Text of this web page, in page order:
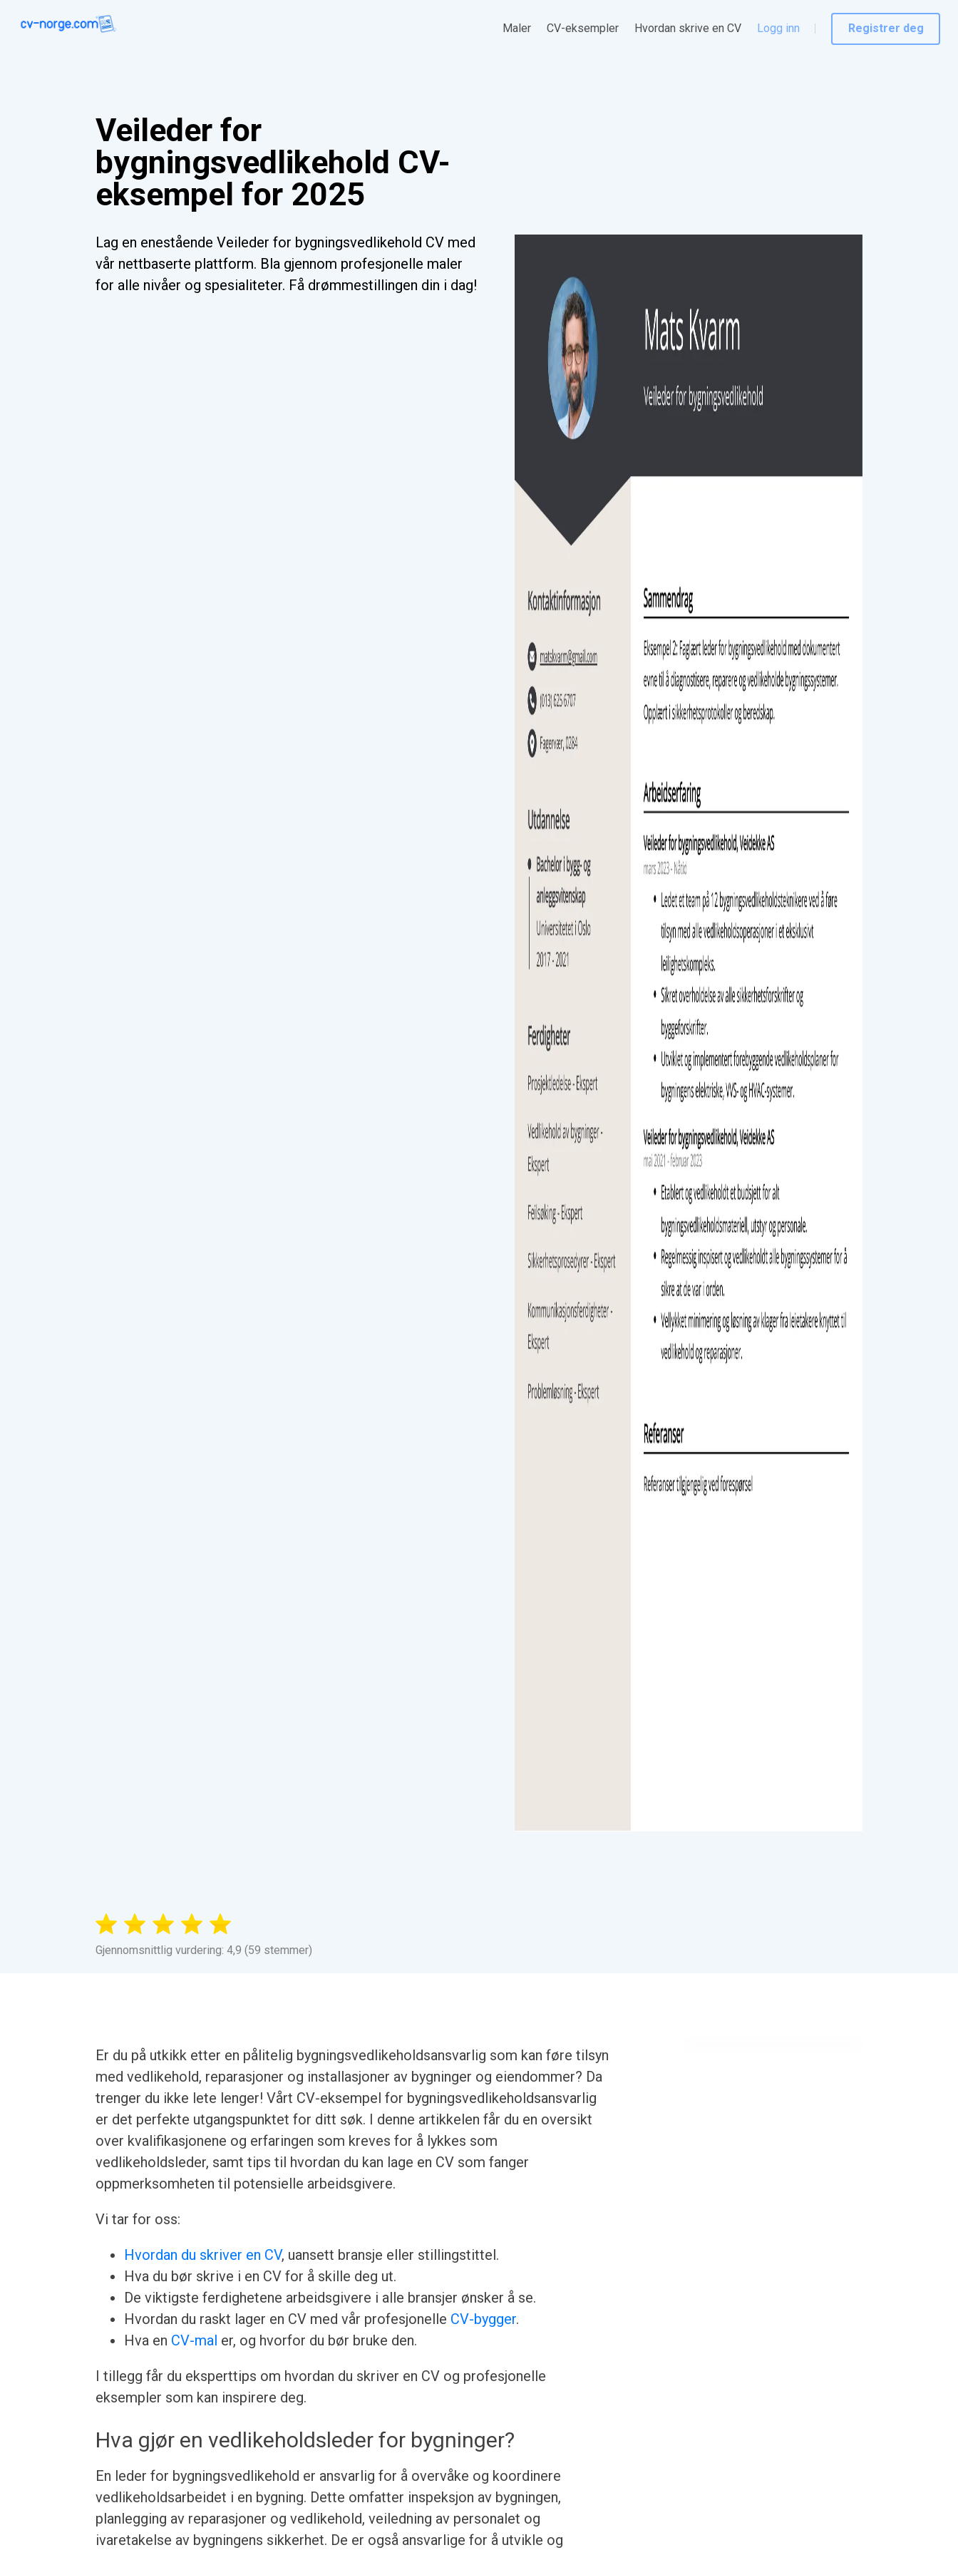
Maler CV-eksempler Hvordan skrive en CV Logg inn Registrer deg
Veileder for
bygningsvedlikehold CV-
eksempel for 2025
Lag en enestående Veileder for bygningsvedlikehold CV med
vår nettbaserte plattform. Bla gjennom profesjonelle maler
for alle nivåer og spesialiteter. Få drømmestillingen din i dag!
Gjennomsnittlig vurdering: 4,9 (59 stemmer)
Er du på utkikk etter en pålitelig bygningsvedlikeholdsansvarlig som kan føre tilsyn
med vedlikehold, reparasjoner og installasjoner av bygninger og eiendommer? Da
trenger du ikke lete lenger! Vårt CV-eksempel for bygningsvedlikeholdsansvarlig
er det perfekte utgangspunktet for ditt søk. I denne artikkelen får du en oversikt
over kvalifikasjonene og erfaringen som kreves for å lykkes som
vedlikeholdsleder, samt tips til hvordan du kan lage en CV som fanger
oppmerksomheten til potensielle arbeidsgivere.
Vi tar for oss:
Hvordan du skriver en CV, uansett bransje eller stillingstittel.
Hva du bør skrive i en CV for å skille deg ut.
De viktigste ferdighetene arbeidsgivere i alle bransjer ønsker å se.
Hvordan du raskt lager en CV med vår profesjonelle CV-bygger.
Hva en CV-mal er, og hvorfor du bør bruke den.
I tillegg får du eksperttips om hvordan du skriver en CV og profesjonelle
eksempler som kan inspirere deg.
Hva gjør en vedlikeholdsleder for bygninger?
En leder for bygningsvedlikehold er ansvarlig for å overvåke og koordinere
vedlikeholdsarbeidet i en bygning. Dette omfatter inspeksjon av bygningen,
planlegging av reparasjoner og vedlikehold, veiledning av personalet og
ivaretakelse av bygningens sikkerhet. De er også ansvarlige for å utvikle og